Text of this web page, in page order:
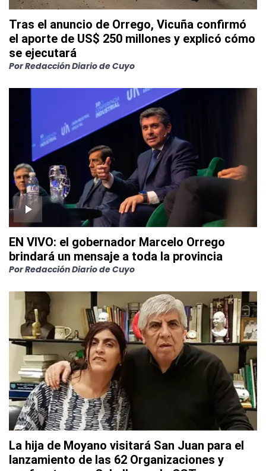
Tras el anuncio de Orrego, Vicuña confirmó
el aporte de US$ 250 millones y explicó cómo
se ejecutará
PorRedacción Diario de Cuyo
EN VIVO: el gobernador Marcelo Orrego
brindará un mensaje a toda la provincia
PorRedacción Diario de Cuyo
La hija de Moyano visitará San Juan para el
lanzamiento de las 62 Organizaciones y